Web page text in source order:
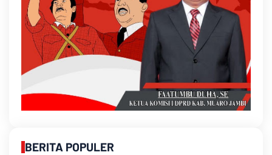
BERITA POPULER